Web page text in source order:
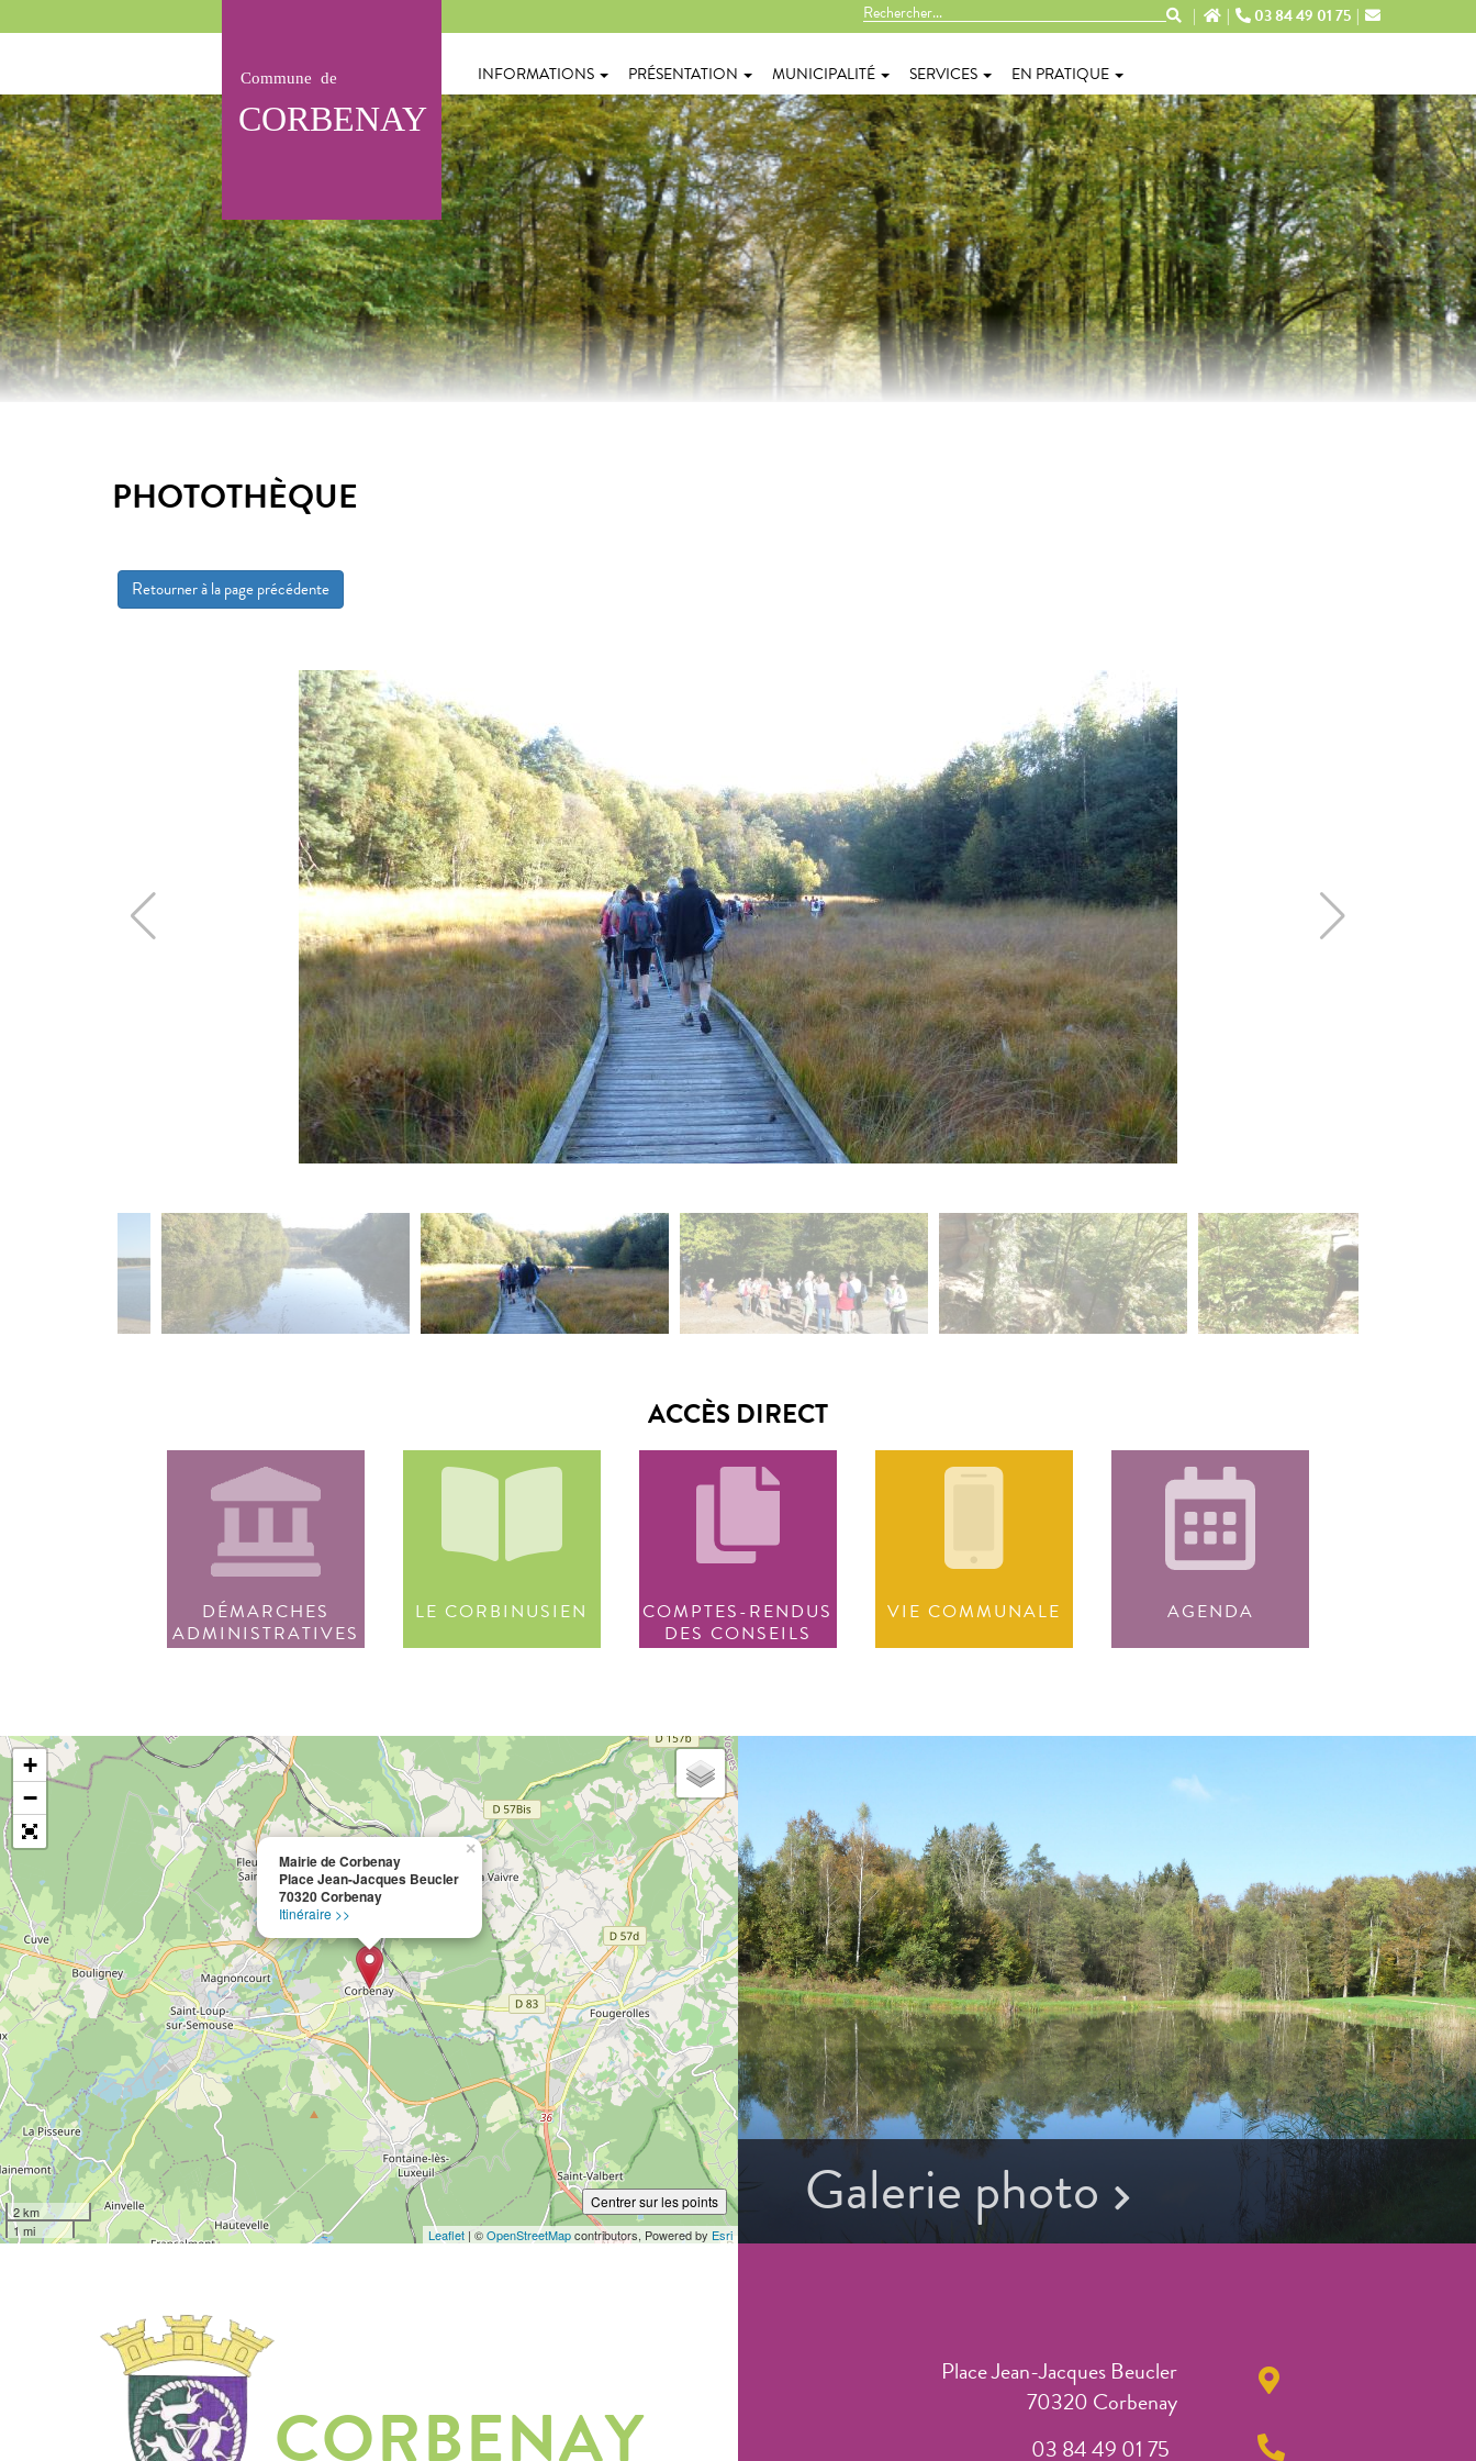
03 84 49 01 75
INFORMATIONS PRÉSENTATION MUNICIPALITÉ SERVICES EN PRATIQUE
PHOTOTHÈQUE
Retourner à la page précédente
ACCÈS DIRECT
DÉMARCHES
ADMINISTRATIVES
LE CORBINUSIEN
COMPTES-RENDUS
DES CONSEILS
VIE COMMUNALE AGENDA
Mairie de Corbenay
Place Jean-Jacques Beucler
70320 Corbenay
Itinéraire >>
×
+
−
2 km
1 mi
Centrer sur les points
Leaflet | ©OpenStreetMapcontributors, Powered by Esri
Galerie photo
CORBENAY
Place Jean-Jacques Beucler
70320 Corbenay
03 84 49 01 75